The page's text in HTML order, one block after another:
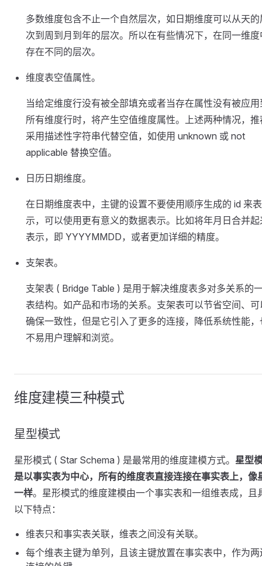
多数维度包含不止一个自然层次，如日期维度可以从天的
次到周到月到年的层次。所以在有些情况下，在同一维度
存在不同的层次。
维度表空值属性。
当给定维度行没有被全部填充或者当存在属性没有被应用
所有维度行时，将产生空值维度属性。上述两种情况，推
采用描述性字符串代替空值，如使用 unknown 或 not
applicable 替换空值。
日历日期维度。
在日期维度表中，主键的设置不要使用顺序生成的 id 来表
示，可以使用更有意义的数据表示。比如将年月日合并起
表示，即 YYYYMMDD，或者更加详细的精度。
支架表。
支架表 ( Bridge Table ) 是用于解决维度表多对多关系的
表结构。如产品和市场的关系。支架表可以节省空间、可
确保一致性，但是它引入了更多的连接，降低系统性能，
不易用户理解和浏览。
维度建模三种模式
星型模式
星形模式 ( Star Schema ) 是最常用的维度建模方式。 星型
是以事实表为中心，所有的维度表直接连接在事实表上，像
一样。星形模式的维度建模由一个事实表和一组维表成，且
以下特点：
维表只和事实表关联，维表之间没有关联。
每个维表主键为单列，且该主键放置在事实表中，作为两